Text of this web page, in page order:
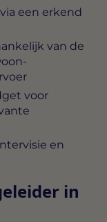
een erkend
van de
voor
en
in